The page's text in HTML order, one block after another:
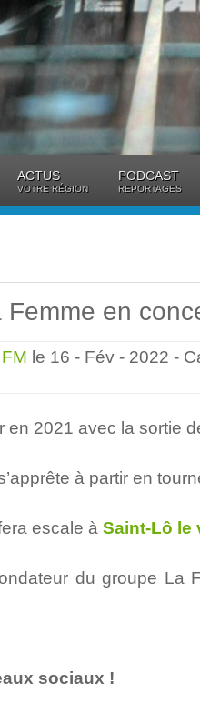
ACTUS
VOTRE RÉGION
PODCAST
REPORTAGES
Femme en
le 16 - Fév - 2022 -
en 2021 avec la sortie
à partir en
escale à Saint-Lô le
du groupe La
sociaux !